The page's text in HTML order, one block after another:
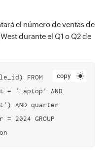
el número de ventas de
durante el Q1 o Q2 de
copy
FROM
= 'Laptop' AND
AND quarter
2024 GROUP